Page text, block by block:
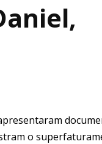
o